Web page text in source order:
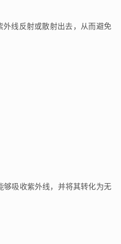
外线反射或散射出去，从而避免
够吸收紫外线，并将其转化为无